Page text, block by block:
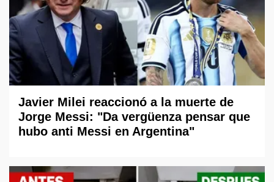
Javier Milei reaccionó a la muerte de
Jorge Messi: "Da vergüenza pensar que
hubo anti Messi en Argentina"